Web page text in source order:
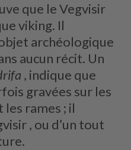
que le Vegvisir
viking. Il
archéologique
aucun récit. Un
, indique que
gravées sur les
les rames ; il
, ou d’un tout